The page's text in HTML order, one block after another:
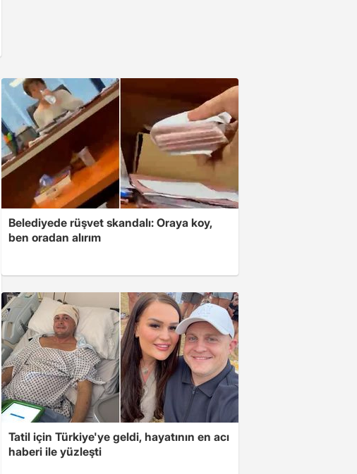
Belediyede rüşvet skandalı: Oraya koy,
ben oradan alırım
Tatil için Türkiye'ye geldi, hayatının en acı
haberi ile yüzleşti